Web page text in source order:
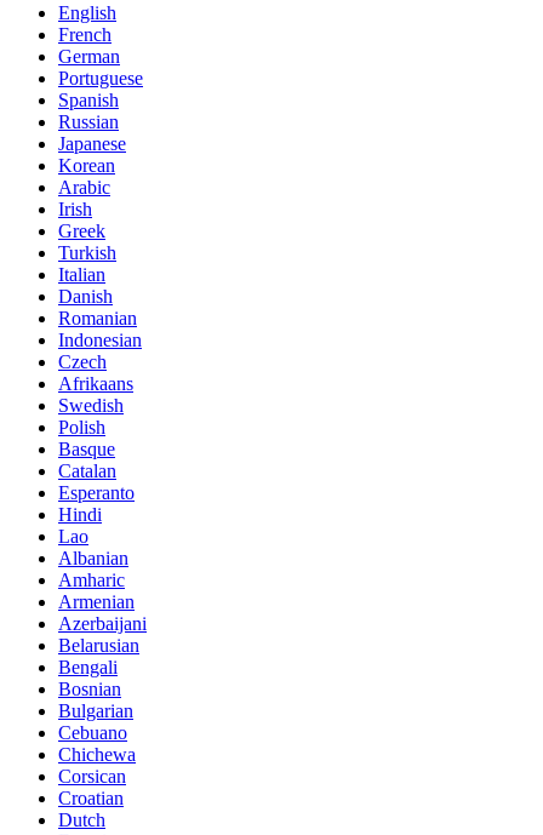
English
French
German
Portuguese
Spanish
Russian
Japanese
Korean
Arabic
Irish
Greek
Turkish
Italian
Danish
Romanian
Indonesian
Czech
Afrikaans
Swedish
Polish
Basque
Catalan
Esperanto
Hindi
Lao
Albanian
Amharic
Armenian
Azerbaijani
Belarusian
Bengali
Bosnian
Bulgarian
Cebuano
Chichewa
Corsican
Croatian
Dutch